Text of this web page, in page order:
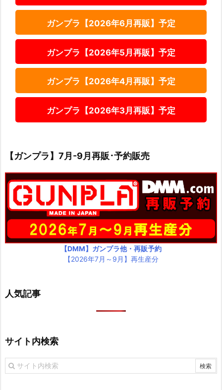
ガンプラ【2026年6月再販】予定
ガンプラ【2026年5月再販】予定
ガンプラ【2026年4月再販】予定
ガンプラ【2026年3月再販】予定
【ガンプラ】7月-9月再販･予約販売
【DMM】ガンプラ他・再販予約
【2026年7月～9月】再生産分
人気記事
サイト内検索